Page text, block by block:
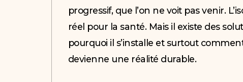
progressif, que l’on ne voit pas venir.
réel pour la santé. Mais il existe des
pourquoi il s’installe et surtout
devienne une réalité durable.